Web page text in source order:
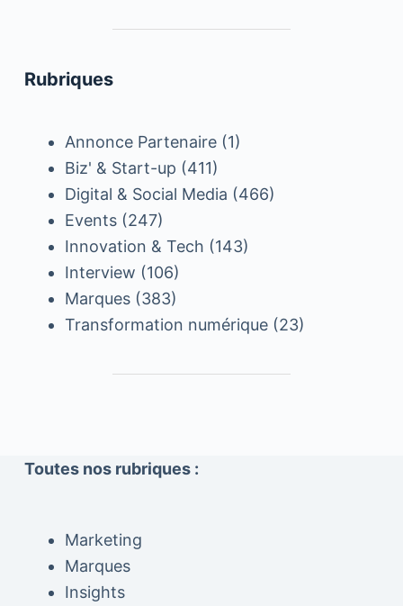
Rubriques
Annonce Partenaire(1)
Biz' & Start-up (411)
Digital & Social Media (466)
Events(247)
Innovation & Tech (143)
Interview (106)
Marques(383)
Transformation numérique(23)
Toutes nos rubriques :
Marketing
Marques
Insights